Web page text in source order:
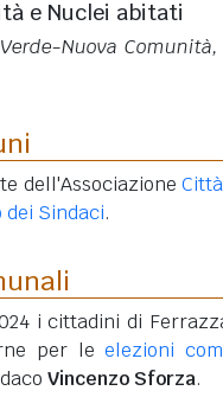
e Nuclei abitati
Nuova
dell'Associazione
dei Sindaci.
i cittadini di
per leelezioni
Vincenzo Sforza.